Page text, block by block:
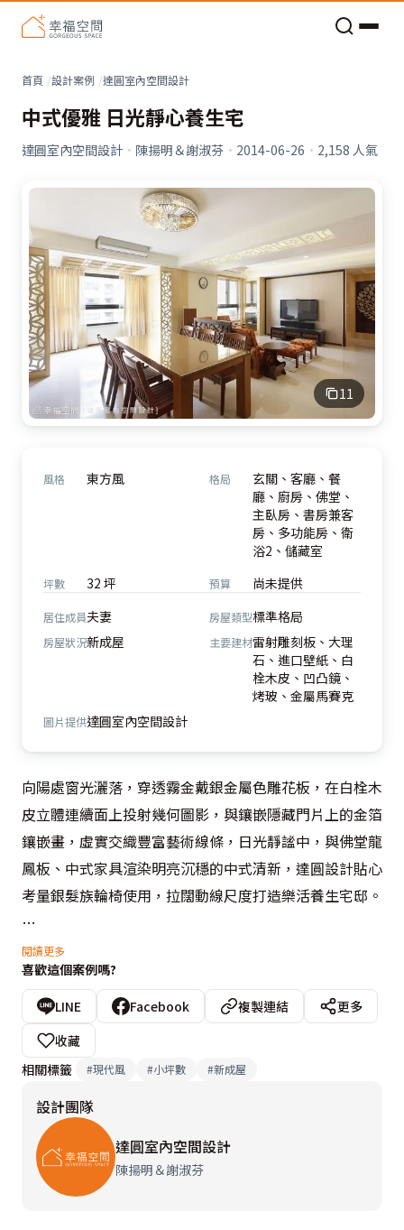
首頁 設計案例 達圓室內空間設計
中式優雅 日光靜心養生宅
達圓室內空間設計 · 陳揚明＆謝淑芬 · 2014-06-26 · 2,158 人氣
11
風格 東方風 格局
玄關、客廳、餐
廳、廚房、佛堂、
主臥房、書房兼客
房、多功能房、衛
浴2、儲藏室
坪數 32 坪 預算 尚未提供
居住成員夫妻 房屋類型標準格局
房屋狀況新成屋 主要建材雷射雕刻板、大理
石、進口壁紙、白
栓木皮、凹凸鏡、
烤玻、金屬馬賽克
圖片提供達圓室內空間設計
向陽處窗光灑落，穿透霧金戴銀金屬色雕花板，在白栓木
皮立體連續面上投射幾何圖影，與鑲嵌隱藏門片上的金箔
鑲嵌畫，虛實交織豐富藝術線條，日光靜謐中，與佛堂龍
鳳板、中式家具渲染明亮沉穩的中式清新，達圓設計貼心
考量銀髮族輪椅使用，拉闊動線尺度打造樂活養生宅邸。
對比繁複刻飾的雕花線條，設計師隱藏儲藏室、客衛浴與
多功能房門片，修飾齊整放大的空間格局，橫亙客餐廳間
的大樑亦結合照明與雕花板，兼具照度與修飾機能。另
外，設計師在玄關鞋櫃貼飾趣味凹凸鏡，並調整多功能房
格局，寶貝孫子可在此開心玩樂，讓屋主體現含飴弄孫的
閱讀更多
喜歡這個案例嗎?
LINE Facebook 複製連結
更多
收藏
相關標籤
#現代風 #小坪數 #新成屋
設計團隊
達圓室內空間設計
陳揚明＆謝淑芬